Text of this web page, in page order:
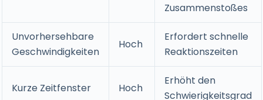
Zusammenstoßes
Unvorhersehbare
Geschwindigkeiten
Hoch
Erfordert schnelle
Reaktionszeiten
Kurze Zeitfenster Hoch
Erhöht den
Schwierigkeitsgrad